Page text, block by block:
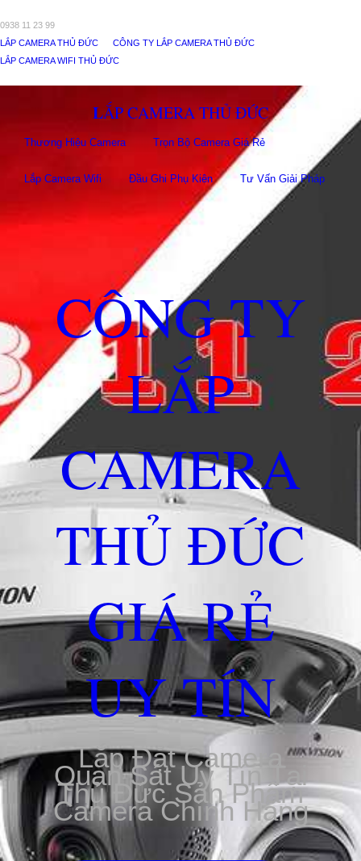
0938 11 23 99
LẮP CAMERA THỦ ĐỨC
CÔNG TY LẮP CAMERA THỦ ĐỨC
LẮP CAMERA WIFI THỦ ĐỨC
LẮP CAMERA THỦ ĐỨC
Thương Hiệu Camera Trọn Bộ Camera Giá Rẻ
Lắp Camera Wifi Đầu Ghi Phụ Kiên Tư Vấn Giải Pháp
CÔNG TY
LẮP
CAMERA
THỦ ĐỨC
GIÁ RẺ
UY TÍN
Lắp Đặt Camera
Quan Sát Uy Tín Tại
Thủ Đức Sản Phẩm
Camera Chính Hãng